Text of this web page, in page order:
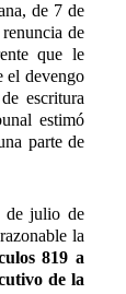
de 7 de
de
que le
el devengo
escritura
estimó
parte de
de julio de
la
819 a
de la